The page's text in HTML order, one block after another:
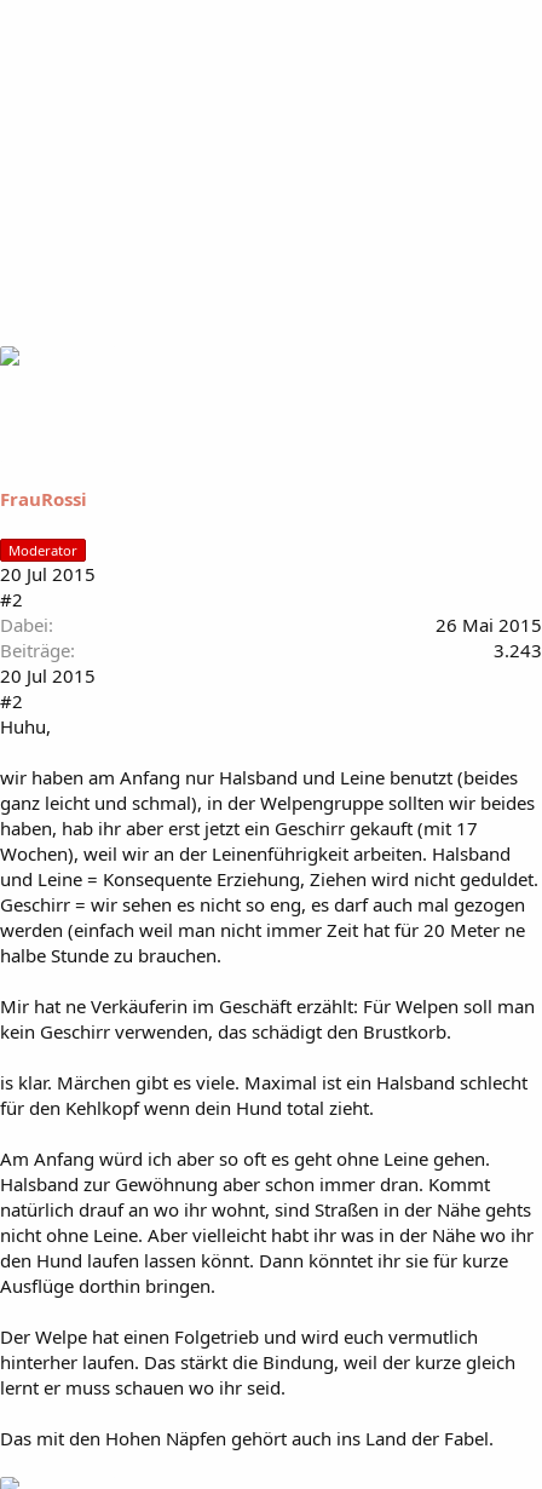
FrauRossi
Moderator
20 Jul 2015
#2
Dabei
26 Mai 2015
Beiträge
3.243
20 Jul 2015
#2
Huhu,
wir haben am Anfang nur Halsband und Leine benutzt (beides
ganz leicht und schmal), in der Welpengruppe sollten wir beides
haben, hab ihr aber erst jetzt ein Geschirr gekauft (mit 17
Wochen), weil wir an der Leinenführigkeit arbeiten. Halsband
und Leine = Konsequente Erziehung, Ziehen wird nicht geduldet.
Geschirr = wir sehen es nicht so eng, es darf auch mal gezogen
werden (einfach weil man nicht immer Zeit hat für 20 Meter ne
halbe Stunde zu brauchen.
Mir hat ne Verkäuferin im Geschäft erzählt: Für Welpen soll man
kein Geschirr verwenden, das schädigt den Brustkorb.
is klar. Märchen gibt es viele. Maximal ist ein Halsband schlecht
für den Kehlkopf wenn dein Hund total zieht.
Am Anfang würd ich aber so oft es geht ohne Leine gehen.
Halsband zur Gewöhnung aber schon immer dran. Kommt
natürlich drauf an wo ihr wohnt, sind Straßen in der Nähe gehts
nicht ohne Leine. Aber vielleicht habt ihr was in der Nähe wo ihr
den Hund laufen lassen könnt. Dann könntet ihr sie für kurze
Ausflüge dorthin bringen.
Der Welpe hat einen Folgetrieb und wird euch vermutlich
hinterher laufen. Das stärkt die Bindung, weil der kurze gleich
lernt er muss schauen wo ihr seid.
Das mit den Hohen Näpfen gehört auch ins Land der Fabel.